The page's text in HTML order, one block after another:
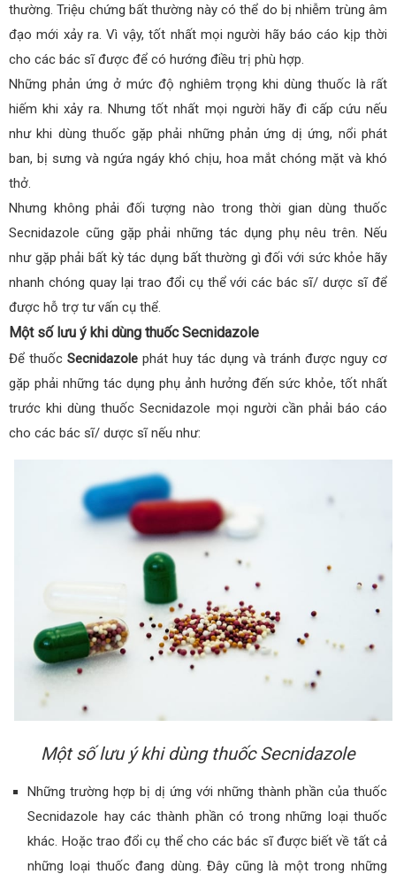
thường. Triệu chứng bất thường này có thể do bị nhiễm trùng âm
đạo mới xảy ra. Vì vậy, tốt nhất mọi người hãy báo cáo kịp thời
cho các bác sĩ được để có hướng điều trị phù hợp.
Những phản ứng ở mức độ nghiêm trọng khi dùng thuốc là rất
hiếm khi xảy ra. Nhưng tốt nhất mọi người hãy đi cấp cứu nếu
như khi dùng thuốc gặp phải những phản ứng dị ứng, nổi phát
ban, bị sưng và ngứa ngáy khó chịu, hoa mắt chóng mặt và khó
thở.
Nhưng không phải đối tượng nào trong thời gian dùng thuốc
Secnidazole cũng gặp phải những tác dụng phụ nêu trên. Nếu
như gặp phải bất kỳ tác dụng bất thường gì đối với sức khỏe hãy
nhanh chóng quay lại trao đổi cụ thể với các bác sĩ/ dược sĩ để
được hỗ trợ tư vấn cụ thể.
Một số lưu ý khi dùng thuốc Secnidazole
Để thuốc Secnidazole phát huy tác dụng và tránh được nguy cơ
gặp phải những tác dụng phụ ảnh hưởng đến sức khỏe, tốt nhất
trước khi dùng thuốc Secnidazole mọi người cần phải báo cáo
cho các bác sĩ/ dược sĩ nếu như:
Một số lưu ý khi dùng thuốc Secnidazole
Những trường hợp bị dị ứng với những thành phần của thuốc
Secnidazole hay các thành phần có trong những loại thuốc
khác. Hoặc trao đổi cụ thể cho các bác sĩ được biết về tất cả
những loại thuốc đang dùng. Đây cũng là một trong những